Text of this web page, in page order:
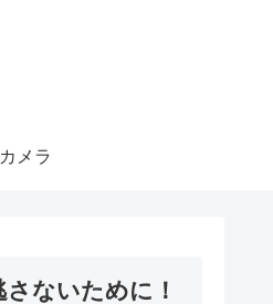
メラ
ないために！